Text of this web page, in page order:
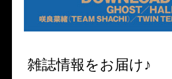
雑誌情報をお届け♪